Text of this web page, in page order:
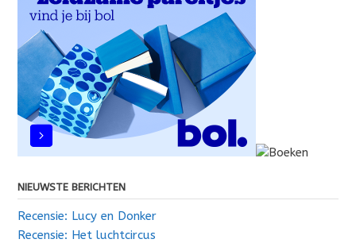
NIEUWSTE BERICHTEN
Recensie: Lucy en Donker
Recensie: Het luchtcircus